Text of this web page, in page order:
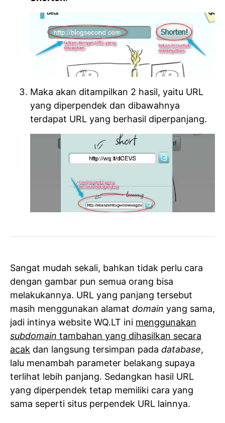
Maka akan ditampilkan 2 hasil, yaitu URL
yang diperpendek dan dibawahnya
terdapat URL yang berhasil diperpanjang.
Sangat mudah sekali, bahkan tidak perlu cara
dengan gambar pun semua orang bisa
melakukannya. URL yang panjang tersebut
masih menggunakan alamat domain yang sama,
jadi intinya website WQ.LT ini menggunakan
subdomain tambahan yang dihasilkan secara
acak dan langsung tersimpan pada database,
lalu menambah parameter belakang supaya
terlihat lebih panjang. Sedangkan hasil URL
yang diperpendek tetap memiliki cara yang
sama seperti situs perpendek URL lainnya.